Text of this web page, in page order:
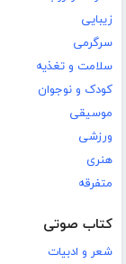
زیبایی
سرگرمی
سلامت و تغذیه
کودک و نوجوان
موسیقی
ورزشی
هنری
متفرقه
کتاب صوتی
شعر و ادبیات